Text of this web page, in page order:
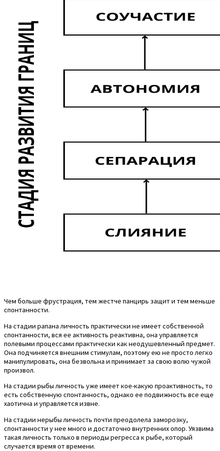
Чем больше фрустрация, тем жестче панцирь защит и тем меньше
спонтанности.
На стадии рапана личность практически не имеет собственной
спонтанности, вся ее активность реактивна, она управляется
полевыми процессами практически как неодушевленный предмет.
Она подчиняется внешним стимулам, поэтому ею не просто легко
манипулировать, она безвольна и принимает за свою волю чужой
произвол.
На стадии рыбы личность уже имеет кое-какую проактивность, то
есть собственную спонтанность, однако ее подвижность все еще
хаотична и управляется извне.
На стадии нерыбы личность почти преодолела заморозку,
спонтанности у нее много и достаточно внутренних опор. Уязвима
такая личность только в периоды регресса к рыбе, который
случается время от времени.